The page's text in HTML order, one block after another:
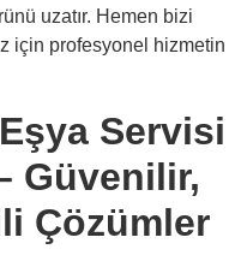
uzatır. Hemen bizi
için profesyonel hizmetin
Servisi
Güvenilir,
Çözümler